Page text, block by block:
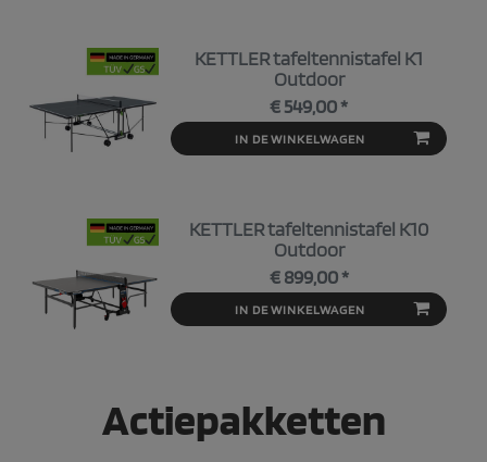
KETTLER tafeltennistafel K1
Outdoor
€ 549,00 *
IN DE WINKELWAGEN
KETTLER tafeltennistafel K10
Outdoor
€ 899,00 *
IN DE WINKELWAGEN
Actiepakketten